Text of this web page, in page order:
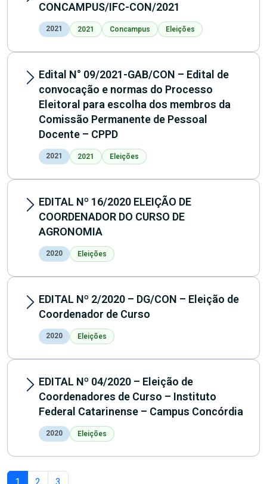
CONCAMPUS/IFC-CON/2021
2021 2021 Concampus Eleições
Edital N° 09/2021-GAB/CON – Edital de
convocação e normas do Processo
Eleitoral para escolha dos membros da
Comissão Permanente de Pessoal
Docente – CPPD
2021 2021 Eleições
EDITAL Nº 16/2020 ELEIÇÃO DE
COORDENADOR DO CURSO DE
AGRONOMIA
2020 Eleições
EDITAL Nº 2/2020 – DG/CON – Eleição de
Coordenador de Curso
2020 Eleições
EDITAL Nº 04/2020 – Eleição de
Coordenadores de Curso – Instituto
Federal Catarinense – Campus Concórdia
2020 Eleições